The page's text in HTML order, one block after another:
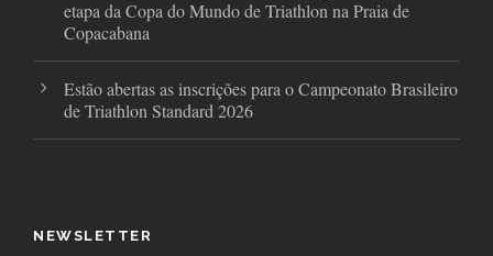
etapa da Copa do Mundo de Triathlon na Praia de
Copacabana
Estão abertas as inscrições para o Campeonato Brasileiro
de Triathlon Standard 2026
NEWSLETTER